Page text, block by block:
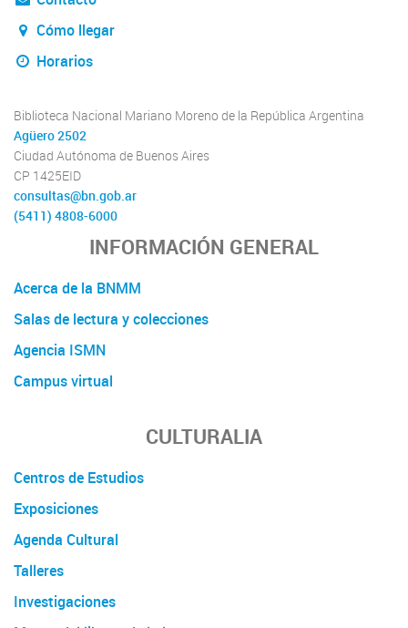
Cómo llegar
Horarios
Biblioteca Nacional Mariano Moreno de la República Argentina
Agüero 2502
Ciudad Autónoma de Buenos Aires
CP 1425EID
consultas@bn.gob.ar
(5411) 4808-6000
INFORMACIÓN GENERAL
Acerca de la BNMM
Salas de lectura y colecciones
Agencia ISMN
Campus virtual
CULTURALIA
Centros de Estudios
Exposiciones
Agenda Cultural
Talleres
Investigaciones